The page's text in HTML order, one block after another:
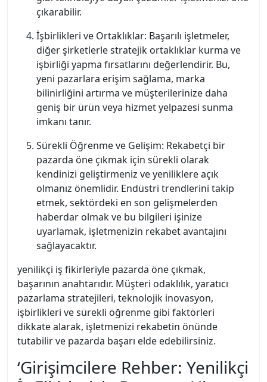
çıkarabilir.
İşbirlikleri ve Ortaklıklar: Başarılı işletmeler,
diğer şirketlerle stratejik ortaklıklar kurma ve
işbirliği yapma fırsatlarını değerlendirir. Bu,
yeni pazarlara erişim sağlama, marka
bilinirliğini artırma ve müşterilerinize daha
geniş bir ürün veya hizmet yelpazesi sunma
imkanı tanır.
Sürekli Öğrenme ve Gelişim: Rekabetçi bir
pazarda öne çıkmak için sürekli olarak
kendinizi geliştirmeniz ve yeniliklere açık
olmanız önemlidir. Endüstri trendlerini takip
etmek, sektördeki en son gelişmelerden
haberdar olmak ve bu bilgileri işinize
uyarlamak, işletmenizin rekabet avantajını
sağlayacaktır.
yenilikçi iş fikirleriyle pazarda öne çıkmak,
başarının anahtarıdır. Müşteri odaklılık, yaratıcı
pazarlama stratejileri, teknolojik inovasyon,
işbirlikleri ve sürekli öğrenme gibi faktörleri
dikkate alarak, işletmenizi rekabetin önünde
tutabilir ve pazarda başarı elde edebilirsiniz.
‘Girişimcilere Rehber: Yenilikçi